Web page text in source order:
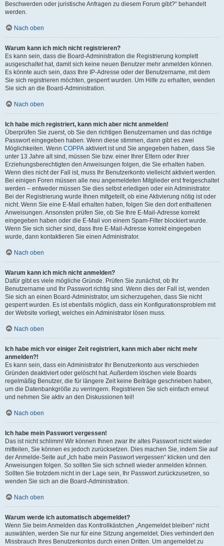
Beschwerden oder juristische Anfragen zu diesem Forum gibt?“ behandelt
werden.
Nach oben
Warum kann ich mich nicht registrieren?
Es kann sein, dass die Board-Administration die Registrierung komplett
ausgeschaltet hat, damit sich keine neuen Benutzer mehr anmelden können.
Es könnte auch sein, dass Ihre IP-Adresse oder der Benutzername, mit dem
Sie sich registrieren möchten, gesperrt wurden. Um Hilfe zu erhalten, wenden
Sie sich an die Board-Administration.
Nach oben
Ich habe mich registriert, kann mich aber nicht anmelden!
Überprüfen Sie zuerst, ob Sie den richtigen Benutzernamen und das richtige
Passwort eingegeben haben. Wenn diese stimmen, dann gibt es zwei
Möglichkeiten. Wenn COPPA aktiviert ist und Sie angegeben haben, dass Sie
unter 13 Jahre alt sind, müssen Sie bzw. einer Ihrer Eltern oder Ihrer
Erziehungsberechtigten den Anweisungen folgen, die Sie erhalten haben.
Wenn dies nicht der Fall ist, muss Ihr Benutzerkonto vielleicht aktiviert werden.
Bei einigen Foren müssen alle neu angemeldeten Mitglieder erst freigeschaltet
werden – entweder müssen Sie dies selbst erledigen oder ein Administrator.
Bei der Registrierung wurde Ihnen mitgeteilt, ob eine Aktivierung nötig ist oder
nicht. Wenn Sie eine E-Mail erhalten haben, folgen Sie den dort enthaltenen
Anweisungen. Ansonsten prüfen Sie, ob Sie Ihre E-Mail-Adresse korrekt
eingegeben haben oder die E-Mail von einem Spam-Filter blockiert wurde.
Wenn Sie sich sicher sind, dass Ihre E-Mail-Adresse korrekt eingegeben
wurde, dann kontaktieren Sie einen Administrator.
Nach oben
Warum kann ich mich nicht anmelden?
Dafür gibt es viele mögliche Gründe. Prüfen Sie zunächst, ob Ihr
Benutzername und Ihr Passwort richtig sind. Wenn dies der Fall ist, wenden
Sie sich an einen Board-Administrator, um sicherzugehen, dass Sie nicht
gesperrt wurden. Es ist ebenfalls möglich, dass ein Konfigurationsproblem mit
der Website vorliegt, welches ein Administrator lösen muss.
Nach oben
Ich habe mich vor einiger Zeit registriert, kann mich aber nicht mehr
anmelden?!
Es kann sein, dass ein Administrator Ihr Benutzerkonto aus verschieden
Gründen deaktiviert oder gelöscht hat. Außerdem löschen viele Boards
regelmäßig Benutzer, die für längere Zeit keine Beiträge geschrieben haben,
um die Datenbankgröße zu verringern. Registrieren Sie sich einfach erneut
und nehmen Sie aktiv an den Diskussionen teil!
Nach oben
Ich habe mein Passwort vergessen!
Das ist nicht schlimm! Wir können Ihnen zwar Ihr altes Passwort nicht wieder
mitteilen, Sie können es jedoch zurücksetzen. Dies machen Sie, indem Sie auf
der Anmelde-Seite auf „Ich habe mein Passwort vergessen“ klicken und den
Anweisungen folgen. So sollten Sie sich schnell wieder anmelden können.
Sollten Sie trotzdem nicht in der Lage sein, Ihr Passwort zurückzusetzen, so
wenden Sie sich an die Board-Administration.
Nach oben
Warum werde ich automatisch abgemeldet?
Wenn Sie beim Anmelden das Kontrollkästchen „Angemeldet bleiben“ nicht
auswählen, werden Sie nur für eine Sitzung angemeldet. Dies verhindert den
Missbrauch Ihres Benutzerkontos durch einen Dritten. Um angemeldet zu